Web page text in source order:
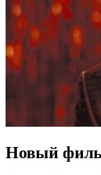
Новый